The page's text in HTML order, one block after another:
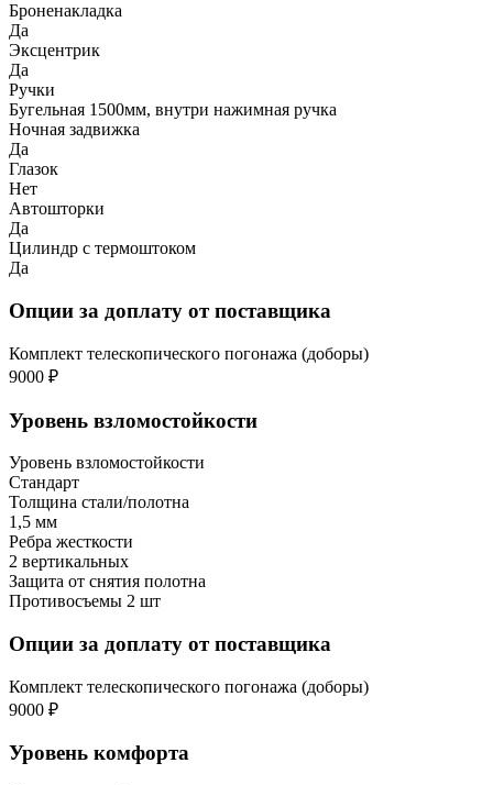
Броненакладка
Да
Эксцентрик
Да
Ручки
Бугельная 1500мм, внутри нажимная ручка
Ночная задвижка
Да
Глазок
Нет
Автошторки
Да
Цилиндр с термоштоком
Да
Опции за доплату от поставщика
Комплект телескопического погонажа (доборы)
9000 ₽
Уровень взломостойкости
Уровень взломостойкости
Стандарт
Толщина стали/полотна
1,5 мм
Ребра жесткости
2 вертикальных
Защита от снятия полотна
Противосъемы 2 шт
Опции за доплату от поставщика
Комплект телескопического погонажа (доборы)
9000 ₽
Уровень комфорта